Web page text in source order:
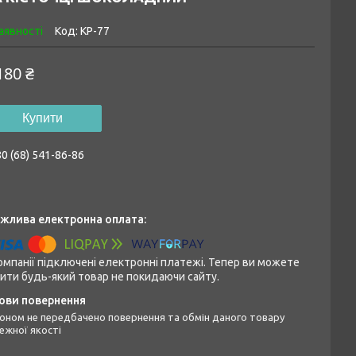
Код: КР-77
₴
Купити
(68) 541-86-86
підключені електронні платежі. Тепер ви можете
будь-який товар не покидаючи сайту.
якості